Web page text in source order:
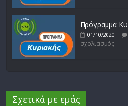
Πρόγραμμα
01/10/2020
σχολιασμός
Σχετικά με εμάς